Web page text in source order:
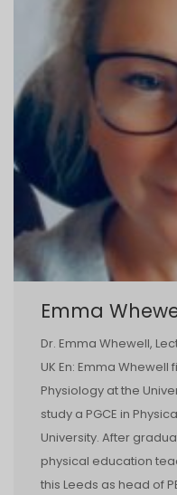
Emma
Dr. Emma Whewell,
UK En: Emma
Physiology at the
study a PGCE in
University. After
physical education
this Leeds as head of